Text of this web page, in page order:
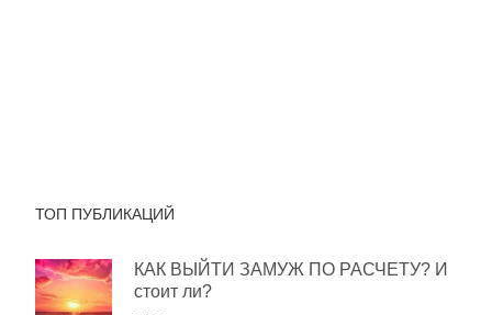
ТОП ПУБЛИКАЦИЙ
КАК ВЫЙТИ ЗАМУЖ ПО РАСЧЕТУ? И
стоит ли?